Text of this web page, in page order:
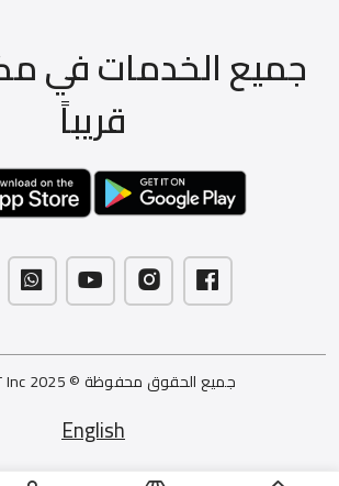
جميع الخدمات في
قريباً
جميع الحقوق محفوظة © 2025 YallaGT Inc.
English